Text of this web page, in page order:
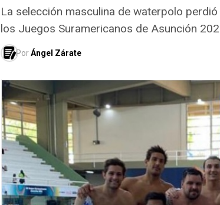
La selección masculina de waterpolo
los Juegos Suramericanos de Asunción
PorÁngel Zárate